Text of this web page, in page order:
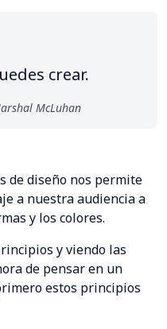
crear.
McLuhan
de diseño nos permite
a nuestra audiencia a
y los colores.
y viendo las
de pensar en un
estos principios